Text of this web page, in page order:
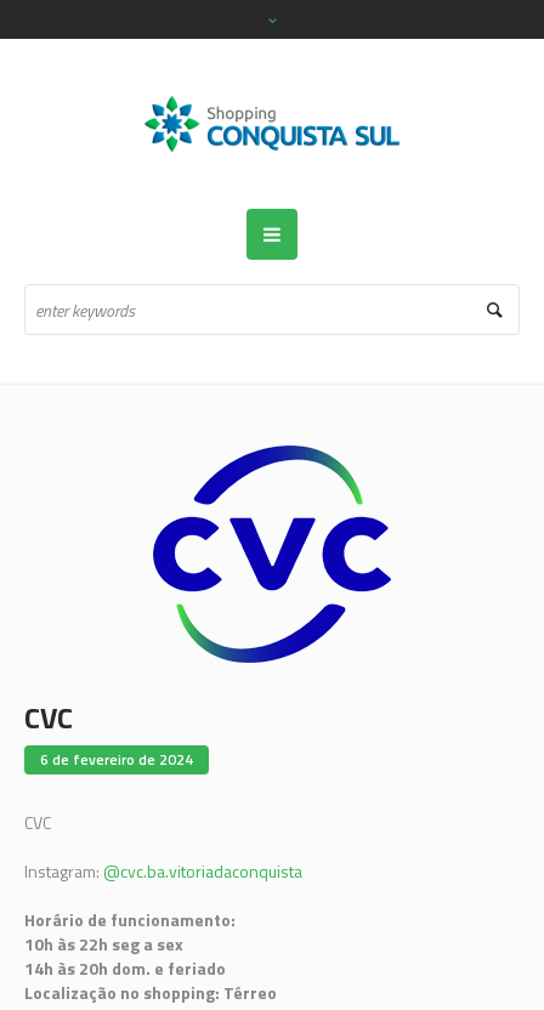
CVC
6 de fevereiro de 2024
CVC
Instagram: @cvc.ba.vitoriadaconquista
Horário de funcionamento:
10h às 22h seg a sex
14h às 20h dom. e feriado
Localização no shopping: Térreo